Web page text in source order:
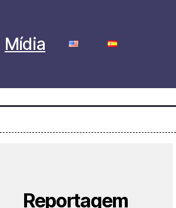
Mídia
Reportagem